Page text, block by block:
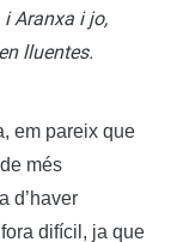
Aranxa i jo,
lluentes.
em pareix que
més
d’haver
difícil, ja que